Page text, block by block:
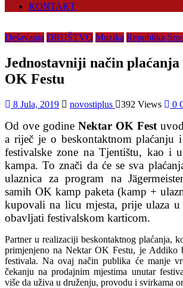
KONTAKT
Dešavanja DRUŠTVO Muzika Republika
Jednostavniji način
OK Festu
8 Jula, 2019 novostiplus 392 Views 0
Od ove godine Nektar OK Fest
a riječ je o beskontaktnom plaćanju
festivalske zone na Tjentištu, kao i
kampa. To znači da će se sva
ulaznica za program na
samih OK kamp paketa (kamp +
kupovali na licu mjesta, prije ulaza u
obavljati festivalskom karticom.
Partner u realizaciji beskontaktnog plaćanja,
primjenjeno na Nektar OK Festu, je Addiko
festivala. Na ovaj način publika će manje
čekanju na prodajnim mjestima unutar
više da uživa u druženju, provodu i svirkama